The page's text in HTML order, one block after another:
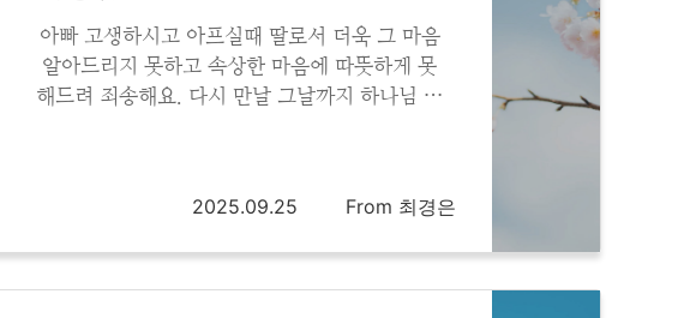
아빠 고생하시고 아프실때 딸로서 더욱 그 마음
알아드리지 못하고 속상한 마음에 따뜻하게 못
해드려 죄송해요. 다시 만날 그날까지 하나님 품
2025.09.25 From 최경은